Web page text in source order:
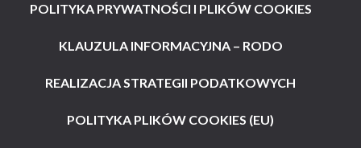
POLITYKA PRYWATNOŚCI I PLIKÓW COOKIES
KLAUZULA INFORMACYJNA – RODO
REALIZACJA STRATEGII PODATKOWYCH
POLITYKA PLIKÓW COOKIES (EU)